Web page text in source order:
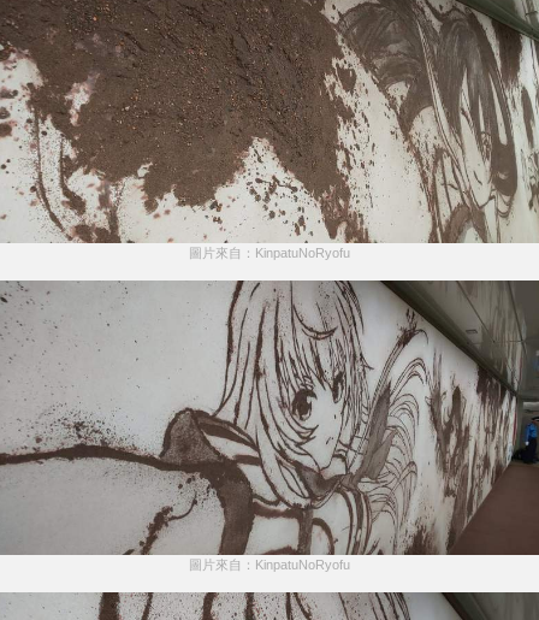
圖片來自：KinpatuNoRyofu
圖片來自：KinpatuNoRyofu